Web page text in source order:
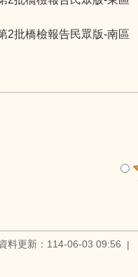
2批橋檢報告民眾版-南區
料更新：114-06-03 09:56